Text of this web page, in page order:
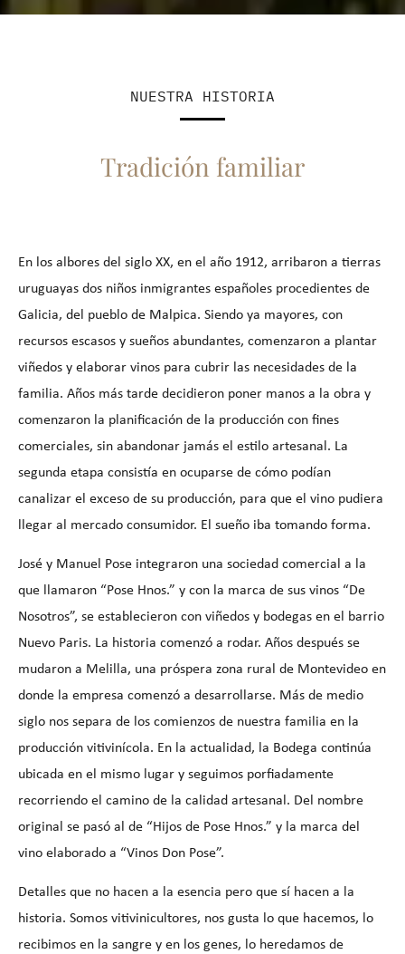
NUESTRA HISTORIA
Tradición familiar
En los albores del siglo XX, en el año 1912, arribaron a tierras
uruguayas dos niños inmigrantes españoles procedientes de
Galicia, del pueblo de Malpica. Siendo ya mayores, con
recursos escasos y sueños abundantes, comenzaron a plantar
viñedos y elaborar vinos para cubrir las necesidades de la
familia. Años más tarde decidieron poner manos a la obra y
comenzaron la planificación de la producción con fines
comerciales, sin abandonar jamás el estilo artesanal. La
segunda etapa consistía en ocuparse de cómo podían
canalizar el exceso de su producción, para que el vino pudiera
llegar al mercado consumidor. El sueño iba tomando forma.
José y Manuel Pose integraron una sociedad comercial a la
que llamaron “Pose Hnos.” y con la marca de sus vinos “De
Nosotros”, se establecieron con viñedos y bodegas en el barrio
Nuevo Paris. La historia comenzó a rodar. Años después se
mudaron a Melilla, una próspera zona rural de Montevideo en
donde la empresa comenzó a desarrollarse. Más de medio
siglo nos separa de los comienzos de nuestra familia en la
producción vitivinícola. En la actualidad, la Bodega continúa
ubicada en el mismo lugar y seguimos porfiadamente
recorriendo el camino de la calidad artesanal. Del nombre
original se pasó al de “Hijos de Pose Hnos.” y la marca del
vino elaborado a “Vinos Don Pose”.
Detalles que no hacen a la esencia pero que sí hacen a la
historia. Somos vitivinicultores, nos gusta lo que hacemos, lo
recibimos en la sangre y en los genes, lo heredamos de